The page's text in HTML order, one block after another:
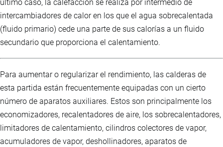
último caso, la calefacción se realiza por intermedio de
intercambiadores de calor en los que el agua sobrecalentada
(fluido primario) cede una parte de sus calorías a un fluido
secundario que proporciona el calentamiento.
Para aumentar o regularizar el rendimiento, las calderas de
esta partida están frecuentemente equipadas con un cierto
número de aparatos auxiliares. Estos son principalmente los
economizadores, recalentadores de aire, los sobrecalentadores,
limitadores de calentamiento, cilindros colectores de vapor,
acumuladores de vapor, deshollinadores, aparatos de